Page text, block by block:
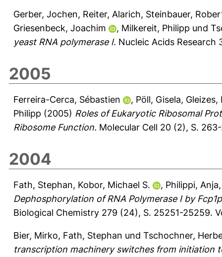
Gerber, Jochen, Reiter, Alarich, Steinbauer,
Griesenbeck, Joachim
, Milkereit, Philipp und
yeast RNA polymerase I. Nucleic Acids
2005
Ferreira-Cerca, Sébastien , Pöll, Gisela, Gleizes,
Philipp (2005) Roles of Eukaryotic Ribosomal
Ribosome Function. Molecular Cell 20 (2), S.
2004
Fath, Stephan, Kobor, Michael S. , Philippi, Anja
Dephosphorylation of RNA Polymerase I by
Biological Chemistry 279 (24), S. 25251-25259.
Bier, Mirko, Fath, Stephan und Tschochner,
transcription machinery switches from initiation